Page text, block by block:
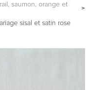
saumon, orange et
sisal et satin rose